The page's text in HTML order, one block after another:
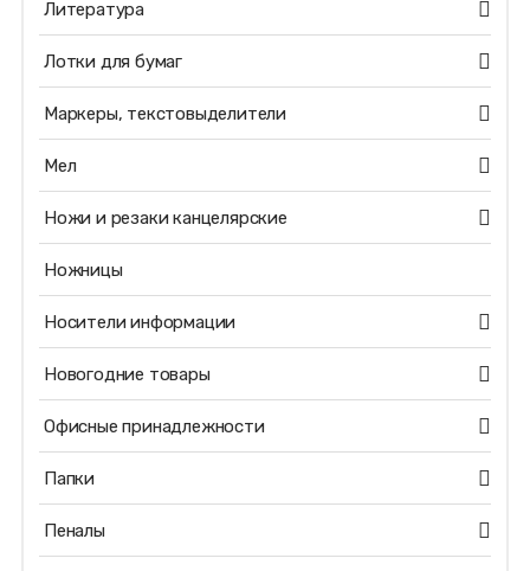
Литература
Лотки для бумаг
Маркеры, текстовыделители
Мел
Ножи и резаки канцелярские
Ножницы
Носители информации
Новогодние товары
Офисные принадлежности
Папки
Пеналы